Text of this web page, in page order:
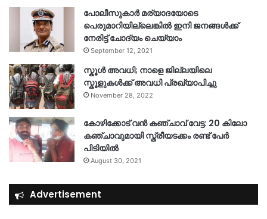
പോലീസുകാര്‍ മര്യാദയോടെ
പെരുമാറിയില്ലെങ്കില്‍ ഇനി ജനങ്ങള്‍ക്ക്
നേരിട്ട് ചോദ്യം ചെയ്യാം
September 12, 2021
സ്കൂൾ അവധി; നാളെ ജില്ലയിലെ
സ്കൂളുകൾക്ക് അവധി പ്രഖ്യാപിച്ചു
November 28, 2022
കോഴിക്കോട് വൻ കഞ്ചാവ് വേട്ട: 20 കിലോ
കഞ്ചാവുമായി സ്ത്രീയടക്കം രണ്ട് പേർ
പിടിയിൽ
August 30, 2021
Advertisement